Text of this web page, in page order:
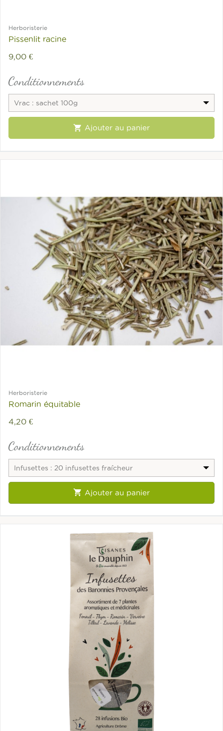
Herboristerie
Pissenlit racine
9,00 €
Conditionnements
Vrac : sachet 100g
 Ajouter au panier
Herboristerie
Romarin équitable
4,20 €
Conditionnements
Infusettes : 20 infusettes fraîcheur
 Ajouter au panier